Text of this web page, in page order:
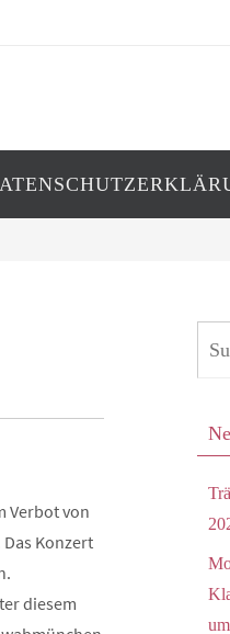
Verbot von
Konzert
diesem